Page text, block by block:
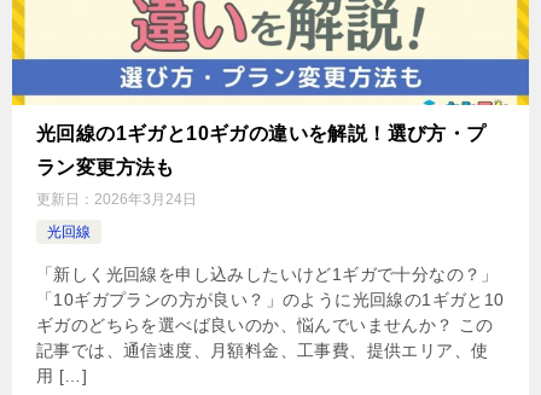
光回線の1ギガと10ギガの違いを解説！選び方・プ
ラン変更方法も
更新日： 2026年3月24日
光回線
「新しく光回線を申し込みしたいけど1ギガで十分なの？」
「10ギガプランの方が良い？」のように光回線の1ギガと10
ギガのどちらを選べば良いのか、悩んでいませんか？ この
記事では、通信速度、月額料金、工事費、提供エリア、使
用 […]